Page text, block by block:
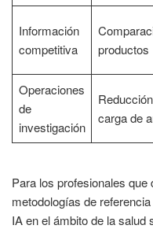
Información
competitiva
productos
Operaciones
de
investigación
carga de
Para los profesionales
metodologías de
IA en el ámbito de la salud